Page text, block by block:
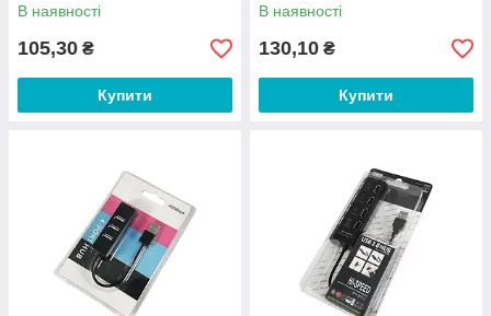
В наявності
105,30 ₴
Купити
В наявності
130,10 ₴
Купити